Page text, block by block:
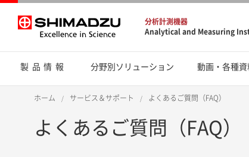
分析計測機器
Analytical and Measuring
製品情報 分野別ソリューション 動画・各種資
ホーム サービス＆サポート よくあるご質問（FAQ）
よくあるご質問（FAQ）